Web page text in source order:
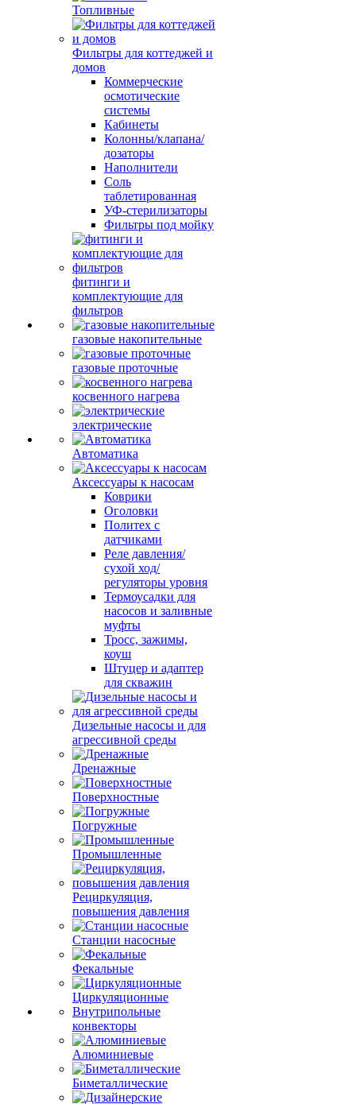
Топливные
Фильтры для коттеджей и
домов
Коммерческие
осмотические
системы
Кабинеты
Колонны/клапана/
дозаторы
Наполнители
Соль
таблетированная
УФ-стерилизаторы
Фильтры под мойку
фитинги и
комплектующие для
фильтров
газовые накопительные
газовые проточные
косвенного нагрева
электрические
Автоматика
Аксессуары к насосам
Коврики
Оголовки
Политех с
датчиками
Реле давления/
сухой ход/
регуляторы уровня
Термоусадки для
насосов и заливные
муфты
Тросс, зажимы,
коуш
Штуцер и адаптер
для скважин
Дизельные насосы и для
агрессивной среды
Дренажные
Поверхностные
Погружные
Промышленные
Рециркуляция,
повышения давления
Станции насосные
Фекальные
Циркуляционные
Внутрипольные
конвекторы
Алюминиевые
Биметаллические